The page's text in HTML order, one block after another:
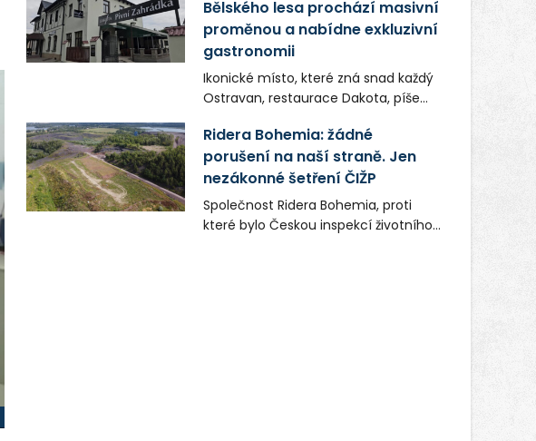
Bělského lesa prochází masivní
proměnou a nabídne exkluzivní
gastronomii
Ikonické místo, které zná snad každý
Ostravan, restaurace Dakota, píše
společnost Dang Investment Group
s.r.o. investuje do projektu přes 50
milionů korun. Cílem je přinést
Ostravě dva špičkové gastronomické
koncepty, které v regionu dosud
chyběly, luxusní středomořskou
Ridera Bohemia: žádné
porušení na naší straně. Jen
nezákonné šetření ČIŽP
Společnost Ridera Bohemia, proti
které bylo Českou inspekcí životního